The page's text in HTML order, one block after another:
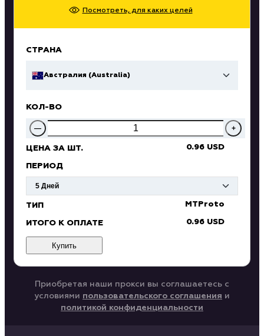
Посмотреть, для каких целей
СТРАНА
Австралия (Australia)
КОЛ-ВО
— +
ЦЕНА ЗА ШТ. 0.96 USD
ПЕРИОД
ТИП MTProto
ИТОГО К ОПЛАТЕ 0.96 USD
Купить
Приобретая наши прокси вы соглашаетесь с
условиями пользовательского соглашения и
политикой конфиденциальности